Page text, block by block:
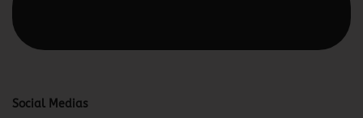
Social Medias